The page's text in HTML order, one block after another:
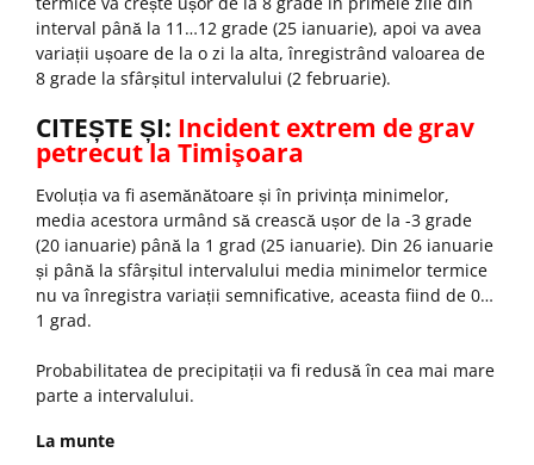
interval până la 11…12 grade (25 ianuarie), apoi va avea
variații ușoare de la o zi la alta, înregistrând valoarea de
8 grade la sfârșitul intervalului (2 februarie).
CITEȘTE ȘI: Incident extrem de grav
petrecut la Timişoara
Evoluția va fi asemănătoare și în privința minimelor,
media acestora urmând să crească ușor de la -3 grade
(20 ianuarie) până la 1 grad (25 ianuarie). Din 26 ianuarie
și până la sfârșitul intervalului media minimelor termice
nu va înregistra variații semnificative, aceasta fiind de 0…
1 grad.
Probabilitatea de precipitații va fi redusă în cea mai mare
parte a intervalului.
La munte